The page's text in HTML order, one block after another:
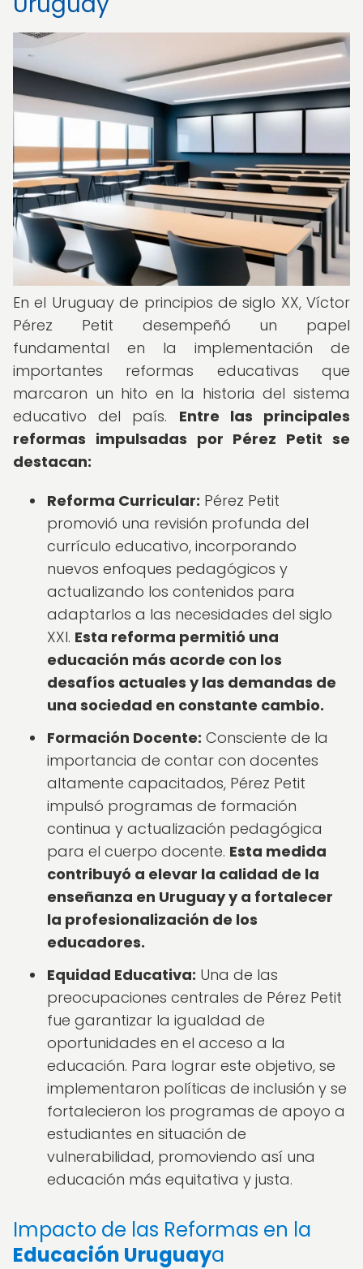
En el Uruguay de principios de siglo XX, Víctor
Pérez Petit desempeñó un papel
fundamental en la implementación de
importantes reformas educativas que
marcaron un hito en la historia del sistema
educativo del país. Entre las principales
reformas impulsadas por Pérez Petit se
destacan:
Reforma Curricular: Pérez Petit
promovió una revisión profunda del
currículo educativo, incorporando
nuevos enfoques pedagógicos y
actualizando los contenidos para
adaptarlos a las necesidades del siglo
XXI. Esta reforma permitió una
educación más acorde con los
desafíos actuales y las demandas de
una sociedad en constante cambio.
Formación Docente: Consciente de la
importancia de contar con docentes
altamente capacitados, Pérez Petit
impulsó programas de formación
continua y actualización pedagógica
para el cuerpo docente. Esta medida
contribuyó a elevar la calidad de la
enseñanza en Uruguay y a fortalecer
la profesionalización de los
educadores.
Equidad Educativa: Una de las
preocupaciones centrales de Pérez Petit
fue garantizar la igualdad de
oportunidades en el acceso a la
educación. Para lograr este objetivo, se
implementaron políticas de inclusión y se
fortalecieron los programas de apoyo a
estudiantes en situación de
vulnerabilidad, promoviendo así una
educación más equitativa y justa.
Impacto de las Reformas en la
Educación Uruguaya